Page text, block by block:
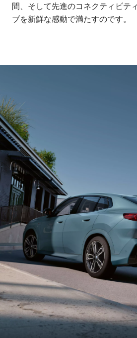
間、そして先進のコネクティビテ
ブを新鮮な感動で満たすのです。